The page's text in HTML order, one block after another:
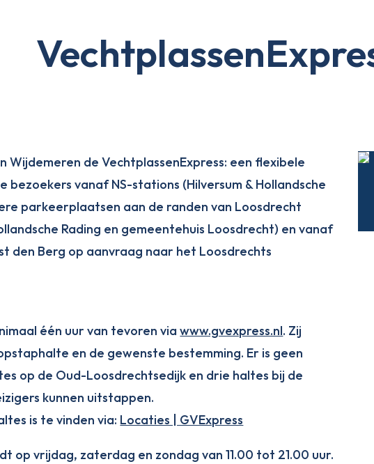
Wijdemeren de VechtplassenExpress: een flexibele
vanaf NS-stations (Hilversum & Hollandsche
parkeerplaatsen aan de randen van Loosdrecht
Rading en gemeentehuis Loosdrecht) en vanaf
den Berg op aanvraag naar het Loosdrechts
één uur van tevoren viawww.gvexpress.nl. Zij
en de gewenste bestemming. Er is geen
op de Oud-Loosdrechtsedijk en drie haltes bij de
kunnen uitstappen.
is te vinden via: Locaties | GVExpress
op vrijdag, zaterdag en zondag van 11.00 tot 21.00 uur.